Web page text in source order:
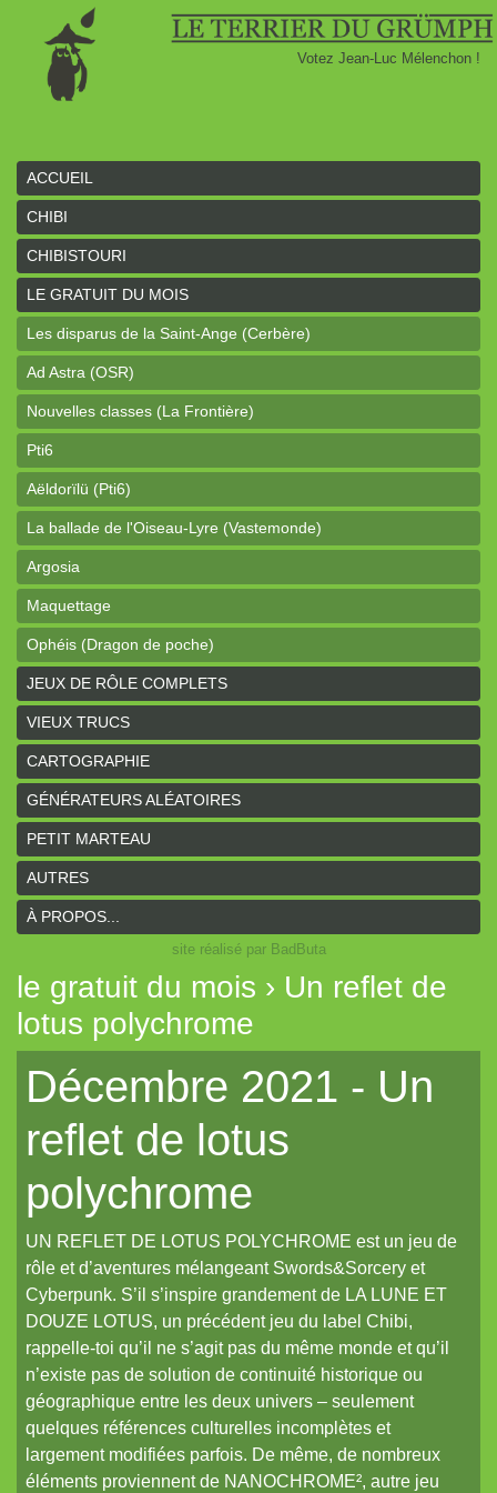
Votez Jean-Luc Mélenchon !
ACCUEIL
CHIBI
CHIBISTOURI
LE GRATUIT DU MOIS
Les disparus de la Saint-Ange (Cerbère)
Ad Astra (OSR)
Nouvelles classes (La Frontière)
Pti6
Aëldorïlü (Pti6)
La ballade de l'Oiseau-Lyre (Vastemonde)
Argosia
Maquettage
Ophéis (Dragon de poche)
L'anneau des Empereurs (Coeurs Vaillants)
Davy Jones (cartes)
Davy Jones (background)
Sur la route (Coeurs Vaillants)
Earthdawn (Coeurs Vaillants)
Titan&Fils 2020
Paysages
Histoires de la Montagne couronnée (Coeurs Vaillants)
Tout aléatoire pour IPP (Coeurs Vaillants)
Artemis (N.YX)
Les aventuriers du Continent perdu (Coeurs Vaillants)
Refuge 17 (Coeurs Vaillants)
Daitoshi Underground Yäger (manga violent)
Un écran pour Coeurs Vaillants // IPP (Intrépides)
Un nouveau site et un oeuf de pâques de noël...
Un reflet de lotus polychrome
Le Grand Imagier, partie un
Le Grand Imagier, partie deux
JEUX DE RÔLE COMPLETS
VIEUX TRUCS
CARTOGRAPHIE
GÉNÉRATEURS ALÉATOIRES
PETIT MARTEAU
AUTRES
À PROPOS...
site réalisé par BadButa
le gratuit du mois › Un reflet de
lotus polychrome
Décembre 2021 - Un
reflet de lotus
polychrome
UN REFLET DE LOTUS POLYCHROME est un jeu de
rôle et d’aventures mélangeant Swords&Sorcery et
Cyberpunk. S’il s’inspire grandement de LA LUNE ET
DOUZE LOTUS, un précédent jeu du label Chibi,
rappelle-toi qu’il ne s’agit pas du même monde et qu’il
n’existe pas de solution de continuité historique ou
géographique entre les deux univers – seulement
quelques références culturelles incomplètes et
largement modifiées parfois. De même, de nombreux
éléments proviennent de NANOCHROME², autre jeu